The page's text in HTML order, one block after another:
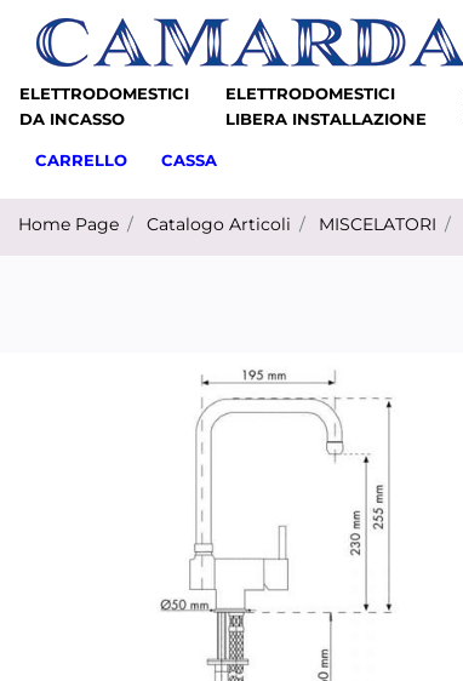
ELETTRODOMESTICI
DA INCASSO
ELETTRODOMESTICI
LIBERA INSTALLAZIONE
CARRELLO CASSA
Home Page Catalogo Articoli MISCELATORI